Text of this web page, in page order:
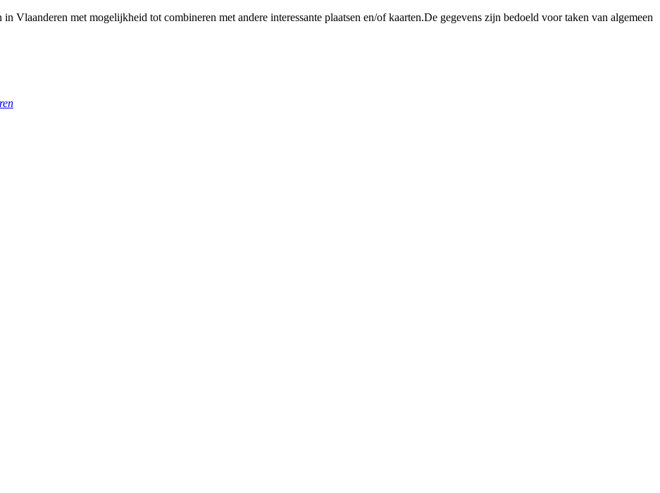
Vlaanderen met mogelijkheid tot combineren met andere interessante plaatsen en/of kaarten.De gegevens zijn bedoeld voor taken van algemeen